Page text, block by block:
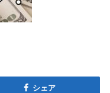
シェア